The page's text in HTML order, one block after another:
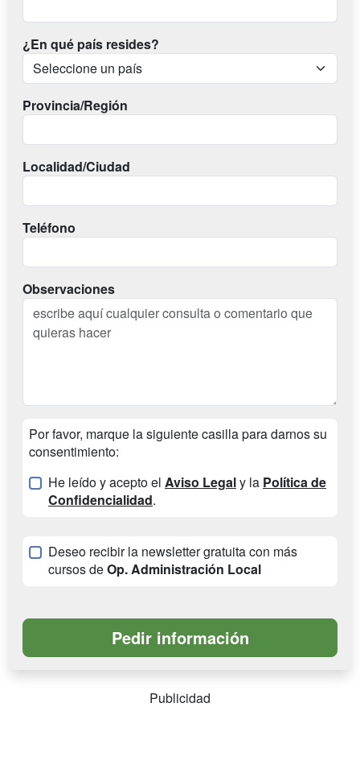
¿En qué país resides?
Provincia/Región
Localidad/Ciudad
Teléfono
Observaciones
Por favor, marque la siguiente casilla para darnos su
consentimiento:
He leído y acepto el Aviso Legaly la Política de
Confidencialidad.
Deseo recibir la newsletter gratuita con más
cursos deOp. Administración Local
Publicidad